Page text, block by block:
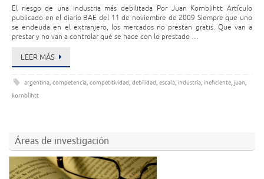
El riesgo de una industria más debilitada Por Juan Kornblihtt Artículo
publicado en el diario BAE del 11 de noviembre de 2009 Siempre que uno
se endeuda en el extranjero, los mercados no prestan gratis. Que van a
prestar y no van a controlar qué se hace con lo prestado …
LEER MÁS
argentina,competencia,competitividad,debilidad,escala,industria,ineficiente,juan,
kornblihtt
Áreas de investigación